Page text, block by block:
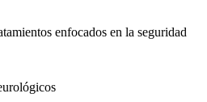
enfocados en la seguridad